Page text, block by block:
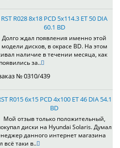
RST R028 8x18 PCD 5x114.3 ET 50 DIA
60.1 BD
Долго ждал появления именно этой
модели дисков, в окрасе BD. На этом
наличие в течении месяца, как
за..
№ 0310/439
R015 6x15 PCD 4x100 ET 46 DIA 54.1
BD
Мой отзыв только положительный,
диски на Hyundai Solaris. Думал
данного интернет магазина
всё таки в..